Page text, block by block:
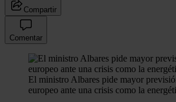
Compartir
Comentar
El ministro Albares pide mayor
europeo ante una crisis como la